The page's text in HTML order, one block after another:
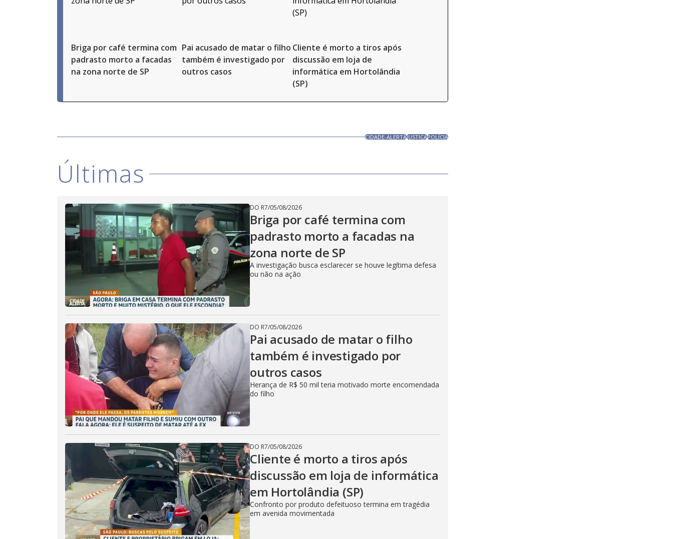
Briga por café termina com
padrasto morto a facadas
na zona norte de SP
Pai acusado de matar o filho
também é investigado por
outros casos
Cliente é morto a tiros após
discussão em loja de
informática em Hortolândia
(SP)
CIDADE-ALERTAJUSTIÇAPOLÍCIA
Últimas
DO R7/05/08/2026
Briga por café termina com
padrasto morto a facadas na
zona norte de SP
A investigação busca esclarecer se houve legítima defesa
ou não na ação
DO R7/05/08/2026
Pai acusado de matar o filho
também é investigado por
outros casos
Herança de R$ 50 mil teria motivado morte encomendada
do filho
DO R7/05/08/2026
Cliente é morto a tiros após
discussão em loja de informática
em Hortolândia (SP)
Confronto por produto defeituoso termina em tragédia
em avenida movimentada